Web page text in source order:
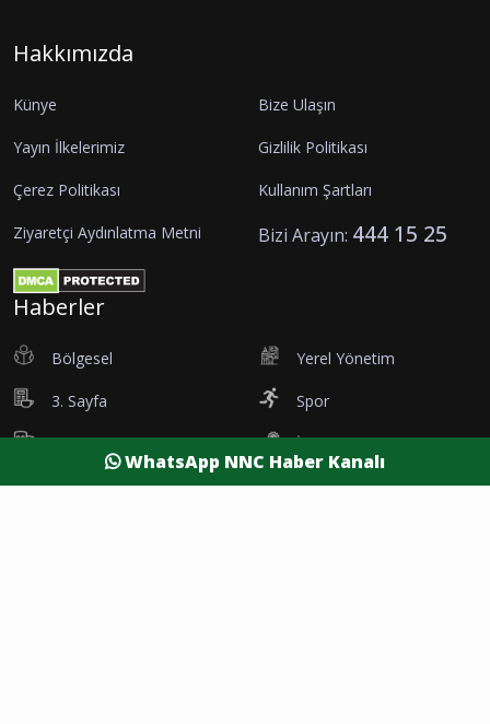
Hakkımızda
Künye Bize Ulaşın
Yayın İlkelerimiz Gizlilik Politikası
Çerez Politikası Kullanım Şartları
Ziyaretçi Aydınlatma Metni Bizi Arayın: 444 15 25
Haberler
Bölgesel Yerel Yönetim
3. Sayfa Spor
Etkinlik İş Dünyası
Tanıtım Vefatlar
WhatsApp NNC Haber Kanalı